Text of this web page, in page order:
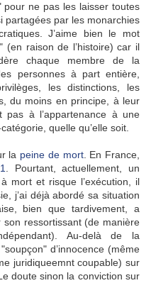
pour ne pas les laisser toutes
partagées par les monarchies
J’aime bien le mot
(en raison de l’histoire) car il
chaque membre de la
personnes à part entière,
les distinctions, les
du moins en principe, à leur
à l’appartenance à une
quelle qu’elle soit.
la peine de mort. En France,
. Pourtant, actuellement, un
mort et risque l’exécution, il
j’ai déjà abordé sa situation
bien que tardivement, a
ressortissant (de manière
Au-delà de la
d’innocence (même
juridiqueemnt coupable) sur
doute sinon la conviction sur